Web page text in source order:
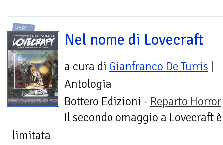
LIBRI
Nel nome di Lovecraft
a cura di Gianfranco De Turris
Antologia
Bottero Edizioni - Reparto Horror
Il secondo omaggio a Lovecraft
limitata